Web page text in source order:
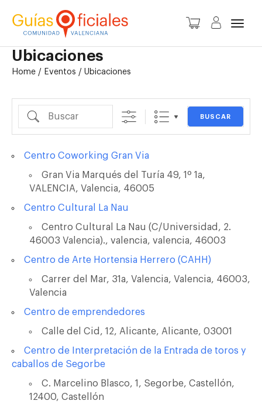
Ubicaciones
Home / Eventos / Ubicaciones
Buscar
BUSCAR
Centro Coworking Gran Via
Gran Via Marqués del Turía 49, 1º 1a,
VALENCIA, Valencia, 46005
Centro Cultural La Nau
Centro Cultural La Nau (C/Universidad, 2.
46003 Valencia)., valencia, valencia, 46003
Centro de Arte Hortensia Herrero (CAHH)
Carrer del Mar, 31a, Valencia, Valencia, 46003,
Valencia
Centro de emprendedores
Calle del Cid, 12, Alicante, Alicante, 03001
Centro de Interpretación de la Entrada de toros y
caballos de Segorbe
C. Marcelino Blasco, 1, Segorbe, Castellón,
12400, Castellón